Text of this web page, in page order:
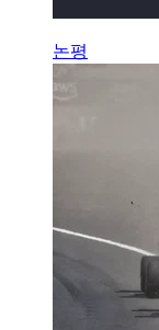
논평